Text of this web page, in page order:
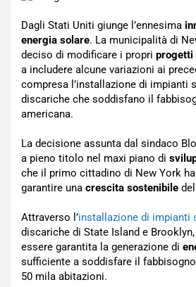
Dagli Stati Uniti giunge l’ennesima
energia solare. La municipalità di
deciso di modificare i propri progetti
a includere alcune variazioni ai
compresa l’installazione di impianti
discariche che soddisfano il
americana.
La decisione assunta dal sindaco
a pieno titolo nel maxi piano di
che il primo cittadino di New York
garantire una crescita sostenibile
Attraverso l’installazione di impianti
discariche di State Island e
essere garantita la generazione di
sufficiente a soddisfare il
50 mila abitazioni.